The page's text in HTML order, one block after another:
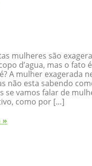
mulheres são
d’agua, mas o fato
A mulher exagerada
não esta sabendo
se vamos falar de
como por […]
»